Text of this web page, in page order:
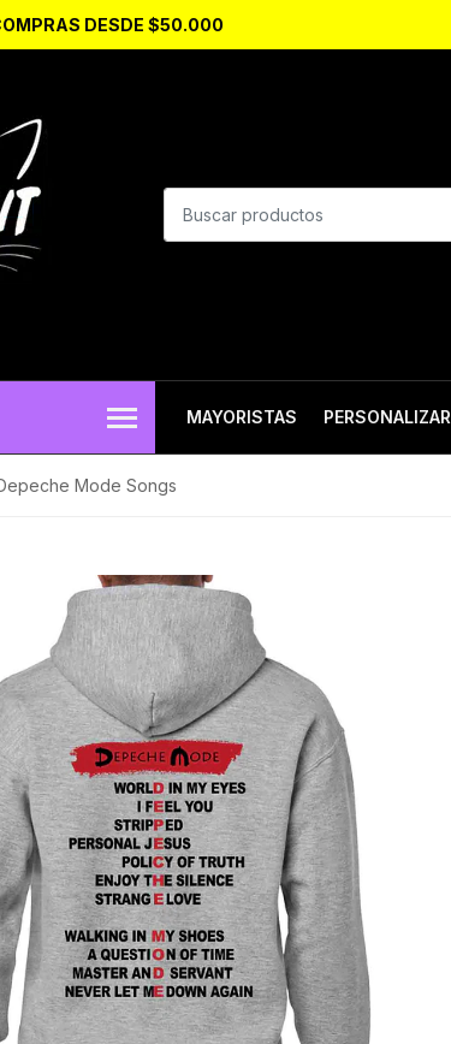
DESDE $50.000
MAYORISTAS PERSONALIZAR
Mode Songs